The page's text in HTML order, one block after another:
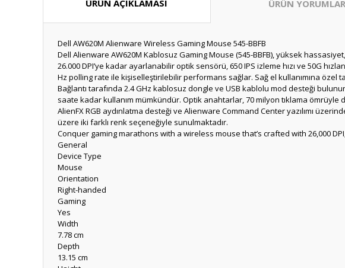
ÜRÜN AÇIKLAMASI ÜRÜN
Dell AW620M Alienware Wireless Gaming Mouse 545-BBFB
Dell Alienware AW620M Kablosuz Gaming Mouse (545-BBFB), yüksek
26.000 DPI’ye kadar ayarlanabilir optik sensörü, 650 IPS izleme hızı ve 50G
Hz polling rate ile kişiselleştirilebilir performans sağlar. Sağ el kullanımına
Bağlantı tarafında 2.4 GHz kablosuz dongle ve USB kablolu mod desteği
saate kadar kullanım mümkündür. Optik anahtarlar, 70 milyon tıklama ömrüyle
AlienFX RGB aydınlatma desteği ve Alienware Command Center yazılımı
üzere iki farklı renk seçeneğiyle sunulmaktadır.
Conquer gaming marathons with a wireless mouse that’s crafted with 26,000
General
Device Type
Mouse
Orientation
Right-handed
Gaming
Yes
Width
7.78 cm
Depth
13.15 cm